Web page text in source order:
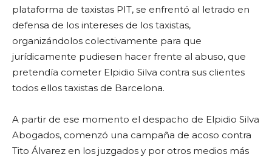
plataforma de taxistas PIT, se enfrentó al letrado en
defensa de los intereses de los taxistas,
organizándolos colectivamente para que
jurídicamente pudiesen hacer frente al abuso, que
pretendía cometer Elpidio Silva contra sus clientes
todos ellos taxistas de Barcelona.
A partir de ese momento el despacho de Elpidio Silva
Abogados, comenzó una campaña de acoso contra
Tito Álvarez en los juzgados y por otros medios más